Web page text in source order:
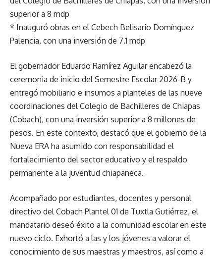
superior a 8 mdp
* Inauguró obras en el Cebech Belisario Domínguez
Palencia, con una inversión de 7.1 mdp
El gobernador Eduardo Ramírez Aguilar encabezó la
ceremonia de inicio del Semestre Escolar 2026-B y
entregó mobiliario e insumos a planteles de las nueve
coordinaciones del Colegio de Bachilleres de Chiapas
(Cobach), con una inversión superior a 8 millones de
pesos. En este contexto, destacó que el gobierno de la
Nueva ERA ha asumido con responsabilidad el
fortalecimiento del sector educativo y el respaldo
permanente a la juventud chiapaneca.
Acompañado por estudiantes, docentes y personal
directivo del Cobach Plantel 01 de Tuxtla Gutiérrez, el
mandatario deseó éxito a la comunidad escolar en este
nuevo ciclo. Exhortó a las y los jóvenes a valorar el
conocimiento de sus maestras y maestros, así como a